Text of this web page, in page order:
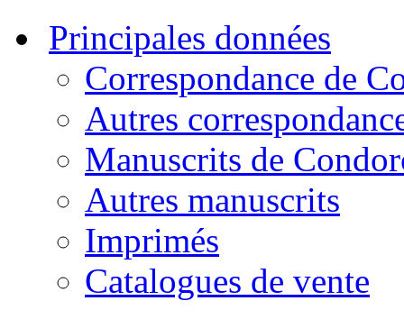
Principales données
Correspondance de
Autres
Manuscrits de
Autres manuscrits
Imprimés
Catalogues de vente